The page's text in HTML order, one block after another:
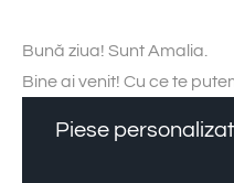
Bună ziua! Sunt Amalia.
Bine ai venit! Cu ce te
Piese